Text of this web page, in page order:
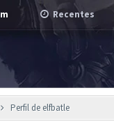
Recentes
Perfil de elfbatle